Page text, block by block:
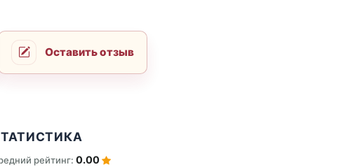
Оставить отзыв
рейтинг:0.00